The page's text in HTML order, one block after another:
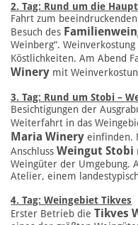
2. Tag: Rund um die
Fahrt zum
Besuch des
Weinberg“.
Köstlichkeiten. Am Abend
Winery mit
3. Tag: Rund um Stobi –
Besichtigungen der
Weiterfahrt in das
Maria Winery einfinden.
Anschluss Weingut Stobi
Weingüter der Umgebung.
Atelier, einem
4. Tag: Weingebiet Tikves
Erster Betrieb die Tikves